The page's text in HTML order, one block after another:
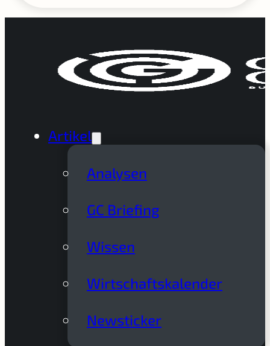
Artikel
Analysen
GC Briefing
Wissen
Wirtschaftskalender
Newsticker